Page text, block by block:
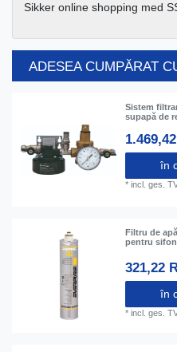
Sikker online shopping med
ADESEA CUMPĂRAT
Sistem
supapă de
în
*incl. ges.
Filtru de
pentru
321,22
în
*incl. ges.